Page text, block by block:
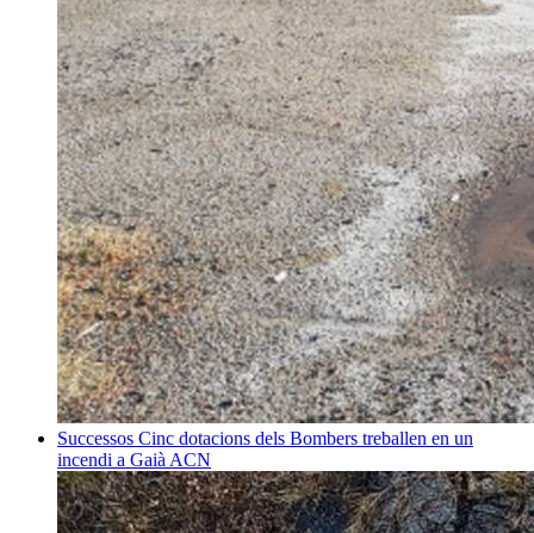
Successos Cinc dotacions dels Bombers treballen en un
incendi a Gaià ACN